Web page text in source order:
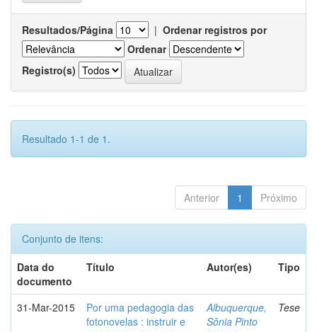
Resultados/Página | Ordenar registros por
Ordenar
Registro(s)
Resultado 1-1 de 1.
Anterior 1 Próximo
Conjunto de itens:
Data do
documento
Título Autor(es) Tipo
31-Mar-2015
Por uma pedagogia das
fotonovelas : instruir e
Albuquerque,
Sônia Pinto
Tese